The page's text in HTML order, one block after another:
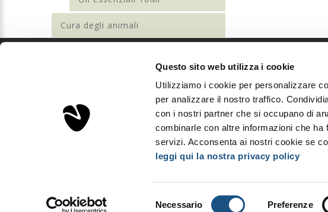
Questo sito web utilizza i cookie
Utilizziamo i cookie per personalizzare
per analizzare il nostro traffico.
con i nostri partner che si occupano di
combinarle con altre informazioni che
servizi. Acconsenta ai nostri cookie se
leggi qui la nostra privacy policy
Necessario Preferenze
Cura degli animali
Via Podgora, 5 - 20122 Milano, Italia
P.Iva IT03893310163 - REA MI2008600
Copyright © Sorgenta 2025. All Rights Reserved.